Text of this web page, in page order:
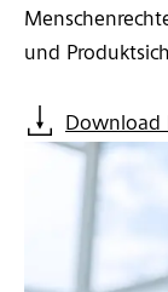
und
Download